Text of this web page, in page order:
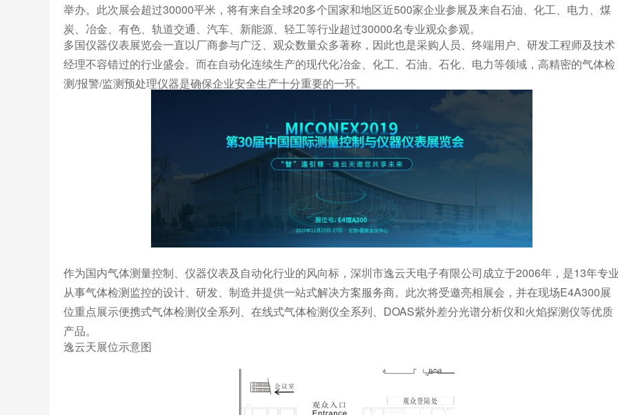
举办。此次展会超过30000平米，将有来自全球20多个国家和地区近500家企业参展及来自石油、化工、电力、煤
炭、冶金、有色、轨道交通、汽车、新能源、轻工等行业超过30000名专业观众参观。
多国仪器仪表展览会一直以厂商参与广泛、观众数量众多著称，因此也是采购人员、终端用户、研发工程师及技术
经理不容错过的行业盛会。而在自动化连续生产的现代化冶金、化工、石油、石化、电力等领域，高精密的气体检
测/报警/监测预处理仪器是确保企业安全生产十分重要的一环。
作为国内气体测量控制、仪器仪表及自动化行业的风向标，深圳市逸云天电子有限公司成立于2006年，是13年专
从事气体检测监控的设计、研发、制造并提供一站式解决方案服务商。此次将受邀亮相展会，并在现场E4A300展
位重点展示便携式气体检测仪全系列、在线式气体检测仪全系列、DOAS紫外差分光谱分析仪和火焰探测仪等优质
产品。
逸云天展位示意图